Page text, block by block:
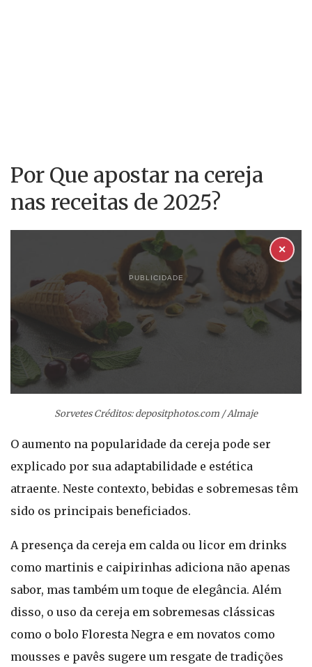
Por Que apostar na cereja
nas receitas de 2025?
PUBLICIDADE
✕
Sorvetes Créditos: depositphotos.com / Almaje
O aumento na popularidade da cereja pode ser
explicado por sua adaptabilidade e estética
atraente. Neste contexto, bebidas e sobremesas têm
sido os principais beneficiados.
A presença da cereja em calda ou licor em drinks
como martinis e caipirinhas adiciona não apenas
sabor, mas também um toque de elegância. Além
disso, o uso da cereja em sobremesas clássicas
como o bolo Floresta Negra e em novatos como
mousses e pavês sugere um resgate de tradições